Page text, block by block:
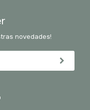
novedades!